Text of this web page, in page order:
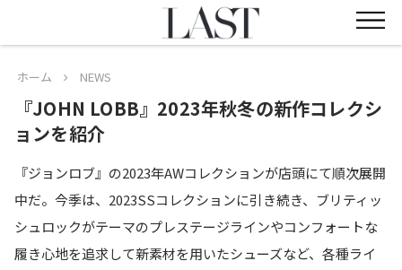
ホーム NEWS
『JOHN LOBB』2023年秋冬の新作コレクシ
ョンを紹介
『ジョンロブ』の2023年AWコレクションが店頭にて順次展開
中だ。今季は、2023SSコレクションに引き続き、ブリティッ
シュロックがテーマのプレステージラインやコンフォートな
履き心地を追求して新素材を用いたシューズなど、各種ライ